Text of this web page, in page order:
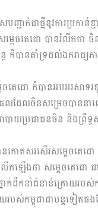
ញ្ជាក់ជាថ្មីនូវការប្រក
េចតេជោ បានរំលឹកថា ចិ
ក៏បានគាំទ្រដល់ឯករាជ្
ចតេជោ ក៏បានអបអរសាទ
ដែលចិន​សម្រេច​បាននាព
បាយប្រជាជនចិន និងព្រឹទ្
ោតសរសើរសម្តេចតេជ
កឡើងថា សម្តេចតេជោ
ថ្នាក់ដឹកនាំជំនាន់ក្រោយរ
ស់​កម្ពុជាជាបន្តទៀតផង